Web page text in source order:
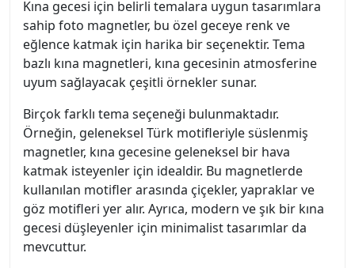
Kına gecesi için belirli temalara uygun tasarımlara
sahip foto magnetler, bu özel geceye renk ve
eğlence katmak için harika bir seçenektir. Tema
bazlı kına magnetleri, kına gecesinin atmosferine
uyum sağlayacak çeşitli örnekler sunar.
Birçok farklı tema seçeneği bulunmaktadır.
Örneğin, geleneksel Türk motifleriyle süslenmiş
magnetler, kına gecesine geleneksel bir hava
katmak isteyenler için idealdir. Bu magnetlerde
kullanılan motifler arasında çiçekler, yapraklar ve
göz motifleri yer alır. Ayrıca, modern ve şık bir kına
gecesi düşleyenler için minimalist tasarımlar da
mevcuttur.